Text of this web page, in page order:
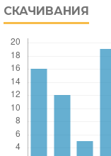
СКАЧИВАНИЯ